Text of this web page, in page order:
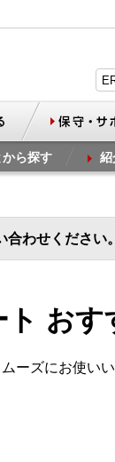
ら探す 紹
わせください。
おす
ーズにお使いい